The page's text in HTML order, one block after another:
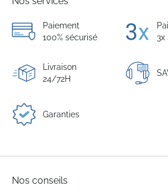
Paiement
100% sécurisé
3x
Livraison
24/72H
Garanties
Nos conseils